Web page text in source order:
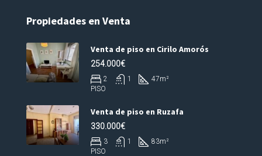
Propiedades en Venta
Venta de piso en Cirilo Amorós
254.000€
2 1 47m²
PISO
Venta de piso en Ruzafa
330.000€
3 1 83m²
PISO